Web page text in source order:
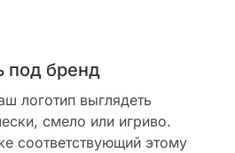
под бренд
логотип выглядеть
смело или игриво.
соответствующий этому